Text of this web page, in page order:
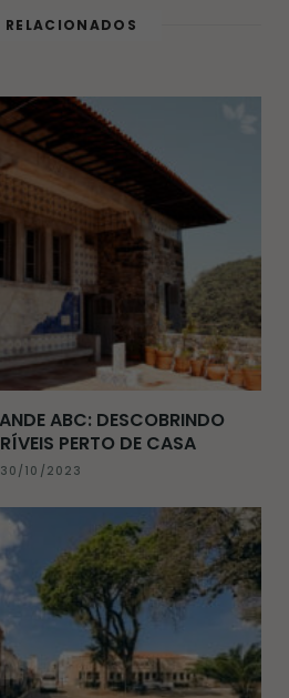
e
o
r
RELACIONADOS
ABC: DESCOBRINDO
PERTO DE CASA
30/10/2023